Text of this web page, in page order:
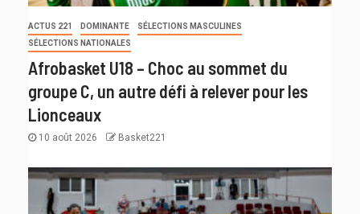
ACTUS 221 DOMINANTE
SÉLECTIONS MASCULINES
SÉLECTIONS NATIONALES
Afrobasket U18 – Choc au sommet du
groupe C, un autre défi à relever pour les
Lionceaux
10 août 2026 Basket221